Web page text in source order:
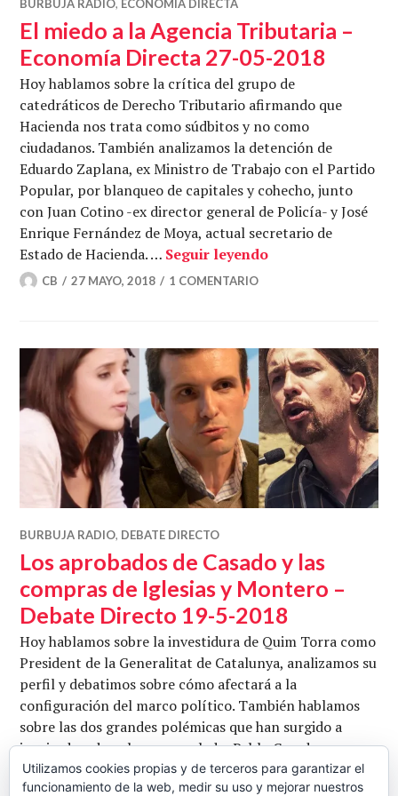
BURBUJA RADIO, ECONOMÍA DIRECTA
El miedo a la Agencia Tributaria –
Economía Directa 27-05-2018
Hoy hablamos sobre la crítica del grupo de
catedráticos de Derecho Tributario afirmando que
Hacienda nos trata como súdbitos y no como
ciudadanos. También analizamos la detención de
Eduardo Zaplana, ex Ministro de Trabajo con el Partido
Popular, por blanqueo de capitales y cohecho, junto
con Juan Cotino -ex director general de Policía- y José
Enrique Fernández de Moya, actual secretario de
Estado de Hacienda. … Seguir leyendoEl miedo a la
CB 27 MAYO, 2018 1 COMENTARIO
BURBUJA RADIO, DEBATE DIRECTO
Los aprobados de Casado y las
compras de Iglesias y Montero –
Debate Directo 19-5-2018
Hoy hablamos sobre la investidura de Quim Torra como
President de la Generalitat de Catalunya, analizamos su
perfil y debatimos sobre cómo afectará a la
configuración del marco político. También hablamos
sobre las dos grandes polémicas que han surgido a
izquierda y derecha: por un lado, Pablo Casado
consigue aprobar la mitad de la carrera de Derecho en
apenas unos meses, generando serias dudas sobre …
Utilizamos cookies propias y de terceros para garantizar el
funcionamiento de la web, medir su uso y mejorar nuestros